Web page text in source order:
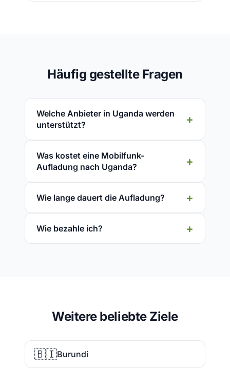
Häufig gestellte Fragen
Welche Anbieter in Uganda werden
unterstützt?
Was kostet eine Mobilfunk-
Aufladung nach Uganda?
Wie lange dauert die Aufladung?
Wie bezahle ich?
Weitere beliebte Ziele
🇧🇮Burundi